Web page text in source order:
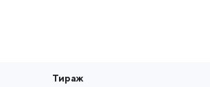
Тираж